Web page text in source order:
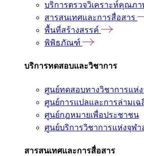
บริการตรวจวิเคราะห์คุณภา
สารสนเทศและการสื่อสาร
พื้นที่สร้างสรรค์
พิพิธภัณฑ์
บริการทดสอบและวิชาการ
ศูนย์ทดสอบทางวิชาการแห่ง
ศูนย์การแปลและการล่ามเฉ
ศูนย์กฎหมายเพื่อประชาชน
ศูนย์บริการวิชาการแห่งจุฬ
สารสนเทศและการสื่อสาร